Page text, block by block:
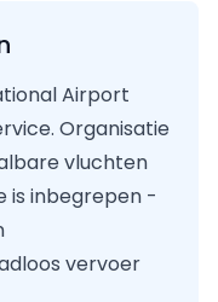
Airport
Organisatie
vluchten
is inbegrepen -
vervoer